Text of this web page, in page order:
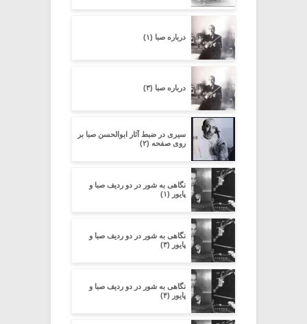
درباره صبا (۱)
درباره صبا (۳)
سیری در ضبط آثار ابوالحسن صبا بر
روی صفحه (۲)
نگاهی به شور در دو ردیف صبا و
پایور (۱)
نگاهی به شور در دو ردیف صبا و
پایور (۳)
نگاهی به شور در دو ردیف صبا و
پایور (۴)